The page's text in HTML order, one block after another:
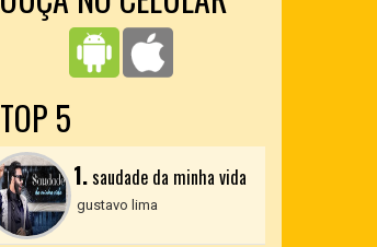
TOP 5
1.saudade da minha vida
gustavo lima